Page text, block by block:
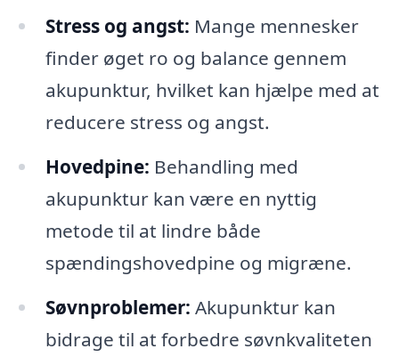
Stress og angst: Mange mennesker
finder øget ro og balance gennem
akupunktur, hvilket kan hjælpe med at
reducere stress og angst.
Hovedpine: Behandling med
akupunktur kan være en nyttig
metode til at lindre både
spændingshovedpine og migræne.
Søvnproblemer: Akupunktur kan
bidrage til at forbedre søvnkvaliteten